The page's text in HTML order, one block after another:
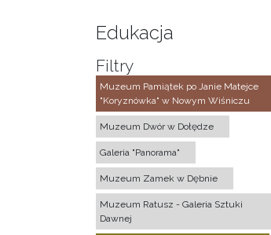
Edukacja
Filtry
Muzeum Pamiątek po Janie Matejce
"Koryznówka" w Nowym Wiśniczu
Muzeum Dwór w Dołędze
Galeria "Panorama"
Muzeum Zamek w Dębnie
Muzeum Ratusz - Galeria Sztuki
Dawnej